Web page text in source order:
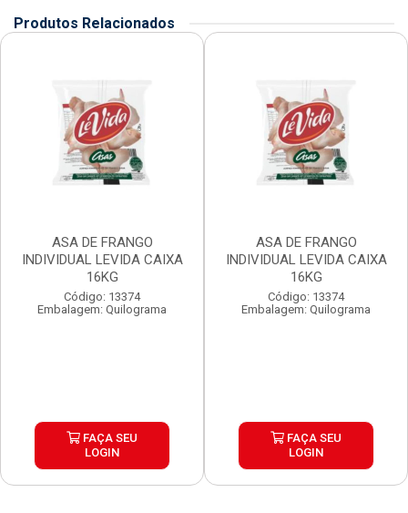
Produtos Relacionados
ASA DE FRANGO
INDIVIDUAL LEVIDA CAIXA
16KG
Código: 13374
Embalagem: Quilograma
FAÇA SEU
LOGIN
ASA DE FRANGO
INDIVIDUAL LEVIDA CAIXA
16KG
Código: 13374
Embalagem: Quilograma
FAÇA SEU
LOGIN